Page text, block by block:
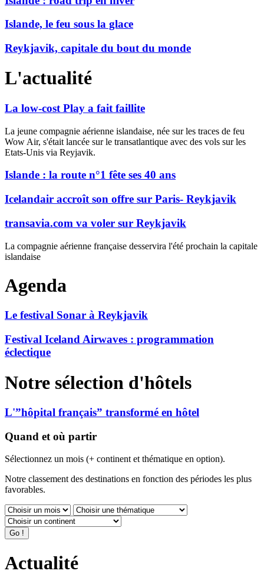
Islande, le feu sous la glace
Reykjavik, capitale du bout du monde
L'actualité
La low-cost Play a fait faillite
La jeune compagnie aérienne islandaise, née sur les traces de feu
Wow Air, s'était lancée sur le transatlantique avec des vols sur les
Etats-Unis via Reyjavik.
Islande : la route n°1 fête ses 40 ans
Icelandair accroît son offre sur Paris- Reykjavik
transavia.com va voler sur Reykjavik
La compagnie aérienne française desservira l'été prochain la capitale
islandaise
Agenda
Le festival Sonar à Reykjavik
Festival Iceland Airwaves : programmation
éclectique
Notre sélection d'hôtels
L'”hôpital français” transformé en hôtel
Quand et où partir
Sélectionnez un mois (+ continent et thématique en option).
Notre classement des destinations en fonction des périodes les plus
favorables.
Actualité